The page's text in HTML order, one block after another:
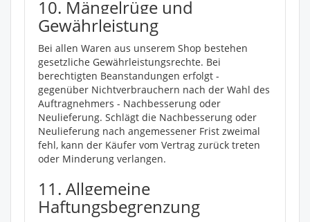
10. Mängelrüge und
Gewährleistung
Bei allen Waren aus unserem Shop bestehen
gesetzliche Gewährleistungsrechte. Bei
berechtigten Beanstandungen erfolgt -
gegenüber Nichtverbrauchern nach der Wahl des
Auftragnehmers - Nachbesserung oder
Neulieferung. Schlägt die Nachbesserung oder
Neulieferung nach angemessener Frist zweimal
fehl, kann der Käufer vom Vertrag zurück treten
oder Minderung verlangen.
11. Allgemeine
Haftungsbegrenzung